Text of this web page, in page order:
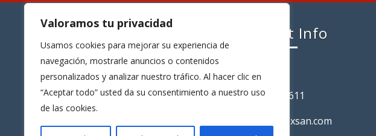
Valoramos tu privacidad
Usamos cookies para mejorar su experiencia de
navegación, mostrarle anuncios o contenidos
personalizados y analizar nuestro tráfico. Al hacer clic en
“Aceptar todo” usted da su consentimiento a nuestro uso
de las cookies.
Contact Info
987 258 611
info@flexsan.com